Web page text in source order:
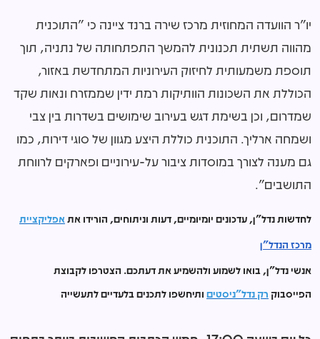
יו"ר הוועדה המחוזית מרכז שירה ברנד ציינה כי "התוכנית
מהווה תשתית תכנונית להמשך התפתחותה של נתניה, תוך
תוספת משמעותית לחיזוק העירוניות המתחדשת באזור,
הכוללת את השכונות הוותיקות רמת ידין שממזרח ונאות שקד
שמדרום, וכן בשימת דגש בעירוב שימושים בשדרות בין צבי
ושמחה ארליך. התוכנית כוללת היצע מגוון של סוגי דירות, כמו
גם מענה לצורך במוסדות ציבור על-עירוניים ופארקים לרווחת
התושבים".
לחדשות נדל"ן, עדכונים יומיומיים, דעות וניתוחים, הורידו את אפליקציית
מרכז הנדל"ן
אנשי נדל"ן, בואו לשמוע ולהשמיע את דעתכם. הצטרפו לקבוצת
הפייסבוק רק נדל"ניסטים ותיחשפו לתכנים בלעדיים לתעשייה